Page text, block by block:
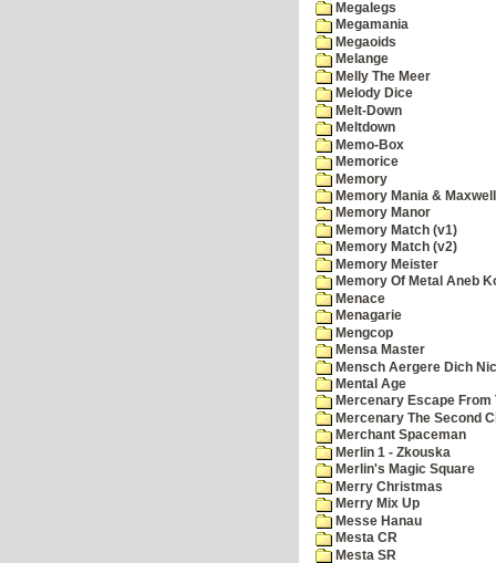
Megalegs
Megamania
Megaoids
Melange
Melly The Meer
Melody Dice
Melt-Down
Meltdown
Memo-Box
Memorice
Memory
Memory Mania &
Memory Manor
Memory Match (v1)
Memory Match (v2)
Memory Meister
Memory Of Metal Aneb
Menace
Menagarie
Mengcop
Mensa Master
Mensch Aergere Dich
Mental Age
Mercenary Escape From
Mercenary The Second
Merchant Spaceman
Merlin 1 - Zkouska
Merlin's Magic Square
Merry Christmas
Merry Mix Up
Messe Hanau
Mesta CR
Mesta SR